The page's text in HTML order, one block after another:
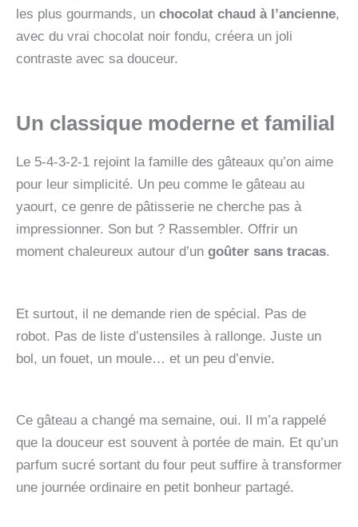
les plus gourmands, un chocolat chaud à l’ancienne,
avec du vrai chocolat noir fondu, créera un joli
contraste avec sa douceur.
Un classique moderne et familial
Le 5-4-3-2-1 rejoint la famille des gâteaux qu’on aime
pour leur simplicité. Un peu comme le gâteau au
yaourt, ce genre de pâtisserie ne cherche pas à
impressionner. Son but ? Rassembler. Offrir un
moment chaleureux autour d’un goûter sans tracas.
Et surtout, il ne demande rien de spécial. Pas de
robot. Pas de liste d’ustensiles à rallonge. Juste un
bol, un fouet, un moule… et un peu d’envie.
Ce gâteau a changé ma semaine, oui. Il m’a rappelé
que la douceur est souvent à portée de main. Et qu’un
parfum sucré sortant du four peut suffire à transformer
une journée ordinaire en petit bonheur partagé.